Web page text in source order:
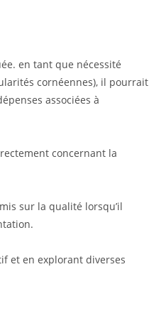
en tant que nécessité
cornéennes), il pourrait
associées à
concernant la
sur la qualité lorsqu’il
et en explorant diverses